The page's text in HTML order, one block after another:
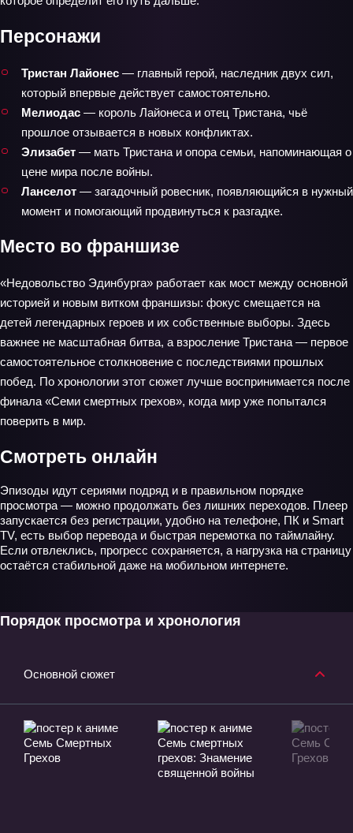
Персонажи
Тристан Лайонес — главный герой, наследник двух сил,
который впервые действует самостоятельно.
Мелиодас — король Лайонеса и отец Тристана, чьё
прошлое отзывается в новых конфликтах.
Элизабет — мать Тристана и опора семьи, напоминающая о
цене мира после войны.
Ланселот — загадочный ровесник, появляющийся в нужный
момент и помогающий продвинуться к разгадке.
Место во франшизе
«Недовольство Эдинбурга» работает как мост между основной
историей и новым витком франшизы: фокус смещается на
детей легендарных героев и их собственные выборы. Здесь
важнее не масштабная битва, а взросление Тристана — первое
самостоятельное столкновение с последствиями прошлых
побед. По хронологии этот сюжет лучше воспринимается после
финала «Семи смертных грехов», когда мир уже попытался
поверить в мир.
Смотреть онлайн
Эпизоды идут сериями подряд и в правильном порядке
просмотра — можно продолжать без лишних переходов. Плеер
запускается без регистрации, удобно на телефоне, ПК и Smart
TV, есть выбор перевода и быстрая перемотка по таймлайну.
Если отвлеклись, прогресс сохраняется, а нагрузка на страницу
остаётся стабильной даже на мобильном интернете.
Порядок просмотра и хронология
Основной сюжет